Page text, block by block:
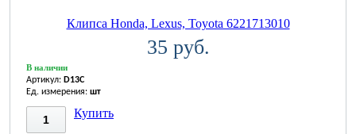
Клипса Honda, Lexus, Toyota 6221713010
35 руб.
В наличии
Артикул: D13C
Ед. измерения: шт
Купить